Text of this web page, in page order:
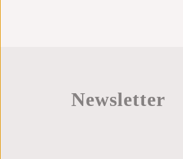
Newsletter